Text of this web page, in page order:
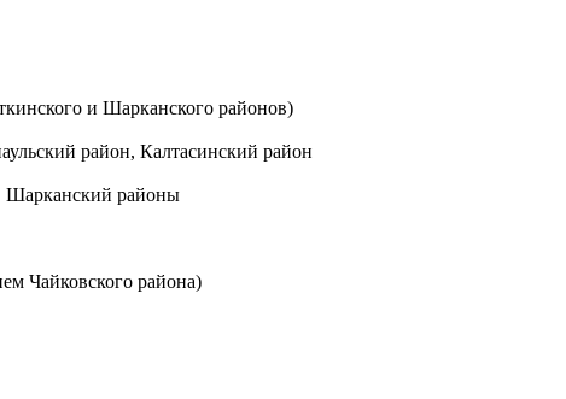
и Шарканского районов)
район, Калтасинский район
Шарканский районы
Чайковского района)